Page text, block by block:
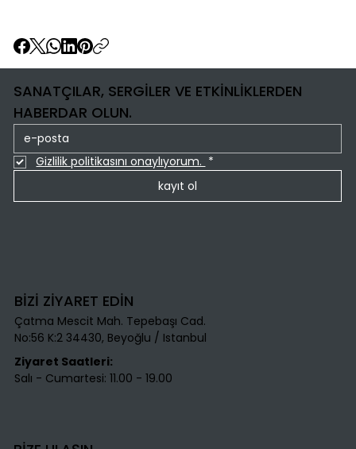
BİZİ ZİYARET EDİN
Çatma Mescit Mah. Tepebaşı Cad.
No:56 K:2 34430, Beyoğlu / Istanbul​
Ziyaret Saatleri:
Salı - Cumartesi: 11.00 - 19.00
SANATÇILAR, SERGİLER VE ETKİNLİKLERDEN
HABERDAR OLUN.
Gizlilik politikasını onaylıyorum. *
kayıt ol